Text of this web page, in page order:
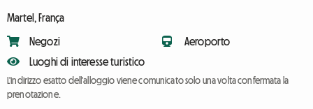
Martel, França
Negozi
Luoghi di interesse turistico
Aeroporto
L'indirizzo esatto dell'alloggio viene comunicato solo una volta confermata la
prenotazione.